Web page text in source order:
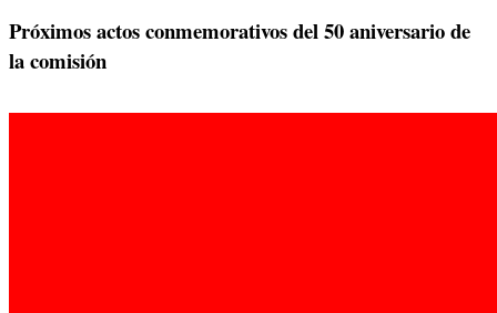
Próximos actos conmemorativos del 50 aniversario de
la comisión